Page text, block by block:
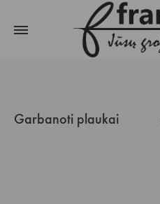
Garbanoti plaukai